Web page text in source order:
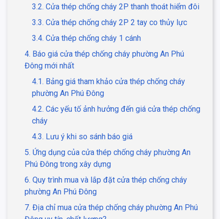
3.2. Cửa thép chống cháy 2P thanh thoát hiểm đôi
3.3. Cửa thép chống cháy 2P 2 tay co thủy lực
3.4. Cửa thép chống cháy 1 cánh
4. Báo giá cửa thép chống cháy phường An Phú
Đông mới nhất
4.1. Bảng giá tham khảo cửa thép chống cháy
phường An Phú Đông
4.2. Các yếu tố ảnh hưởng đến giá cửa thép chống
cháy
4.3. Lưu ý khi so sánh báo giá
5. Ứng dụng của cửa thép chống cháy phường An
Phú Đông trong xây dựng
6. Quy trình mua và lắp đặt cửa thép chống cháy
phường An Phú Đông
7. Địa chỉ mua cửa thép chống cháy phường An Phú